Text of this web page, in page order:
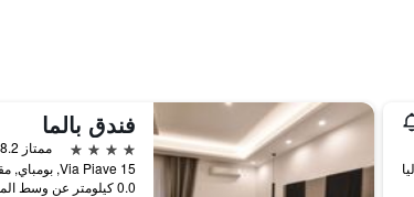
فندق بالما
4 نجوم
ممتاز 8.2
Via Piave 15, بومباي, مقاطعة نابولي, إيطاليا
0.0 كيلومتر عن وسط المدينة